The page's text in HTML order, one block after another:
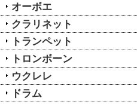
オーボエ
クラリネット
トランペット
トロンボーン
ウクレレ
ドラム